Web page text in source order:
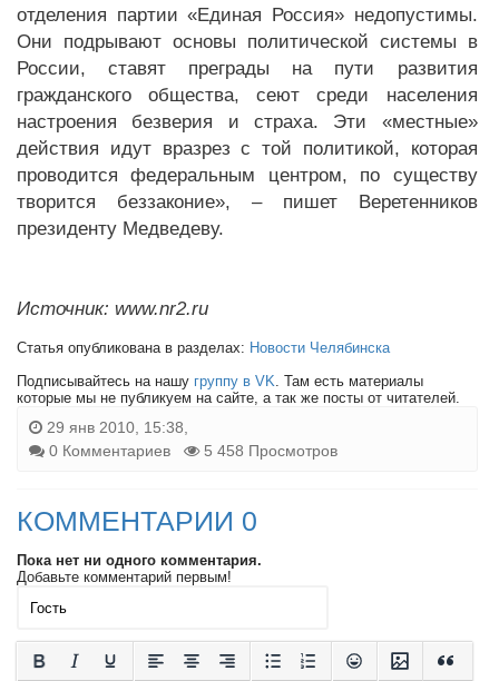
отделения партии «Единая Россия» недопустимы.
Они подрывают основы политической системы в
России, ставят преграды на пути развития
гражданского общества, сеют среди населения
настроения безверия и страха. Эти «местные»
действия идут вразрез с той политикой, которая
проводится федеральным центром, по существу
творится беззаконие», – пишет Веретенников
президенту Медведеву.
Источник: www.nr2.ru
Статья опубликована в разделах: Новости Челябинска
Подписывайтесь на нашу группу в VK. Там есть материалы
которые мы не публикуем на сайте, а так же посты от читателей.
29 янв 2010, 15:38,
0 Комментариев
5 458 Просмотров
КОММЕНТАРИИ 0
Пока нет ни одного комментария.
Добавьте комментарий первым!